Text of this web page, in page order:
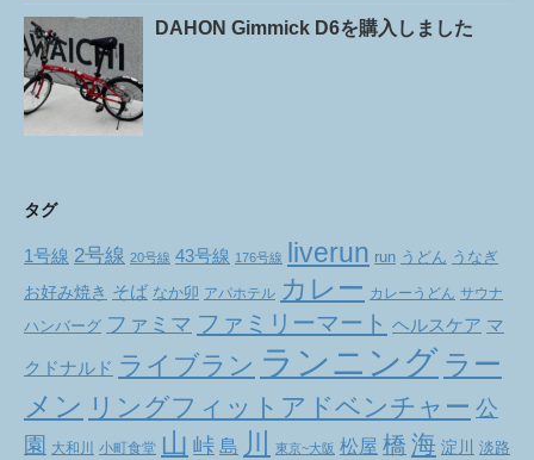
DAHON Gimmick D6を購入しました
タグ
1号線 2号線 20号線 43号線 176号線 liverun run うどん うなぎ
お好み焼き そば なか卯 アパホテル カレー カレーうどん サウナ
ハンバーグ ファミマ ファミリーマート ヘルスケア マ
クドナルド ライブラン ランニング ラー
メン リングフィットアドベンチャー 公
園
大和川 小町食堂 山 峠 島 川 東京~大阪 松屋 橋 海 淀川
淡路